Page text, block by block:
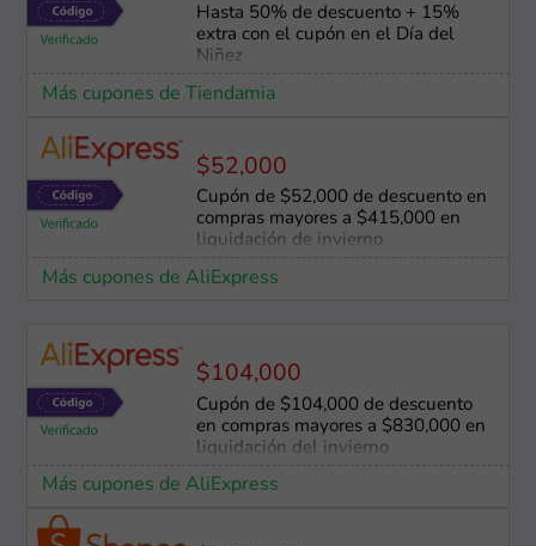
Hasta 50% de descuento + 15%
extra con el cupón en el Día del
Niñez
Más cupones de Tiendamia
$52,000
Cupón de $52,000 de descuento en
compras mayores a $415,000 en
liquidación de invierno
Más cupones de AliExpress
$104,000
Cupón de $104,000 de descuento
en compras mayores a $830,000 en
liquidación del invierno
Más cupones de AliExpress